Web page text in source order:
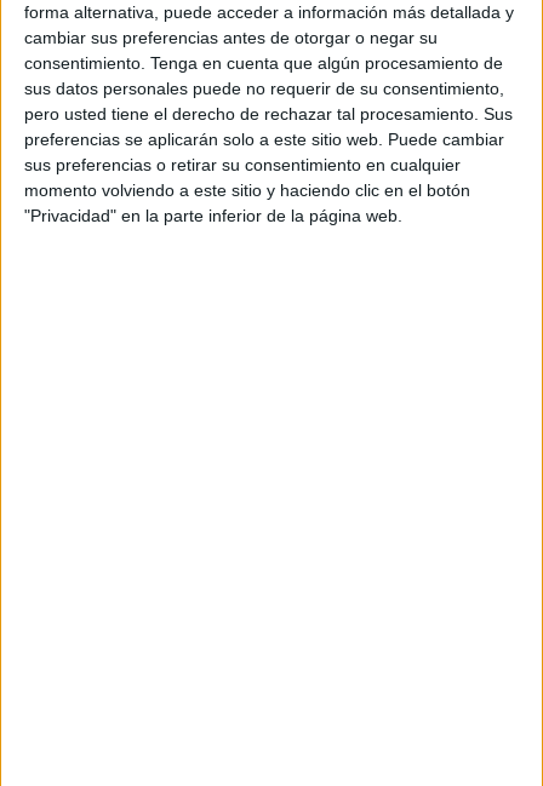
forma alternativa, puede acceder a información más detallada y
cambiar sus preferencias antes de otorgar o negar su
consentimiento. Tenga en cuenta que algún procesamiento de
sus datos personales puede no requerir de su consentimiento,
pero usted tiene el derecho de rechazar tal procesamiento. Sus
preferencias se aplicarán solo a este sitio web. Puede cambiar
sus preferencias o retirar su consentimiento en cualquier
momento volviendo a este sitio y haciendo clic en el botón
"Privacidad" en la parte inferior de la página web.